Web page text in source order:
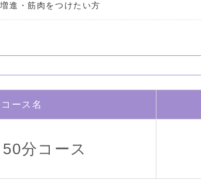
進・筋肉をつけたい方
コース名
分コース